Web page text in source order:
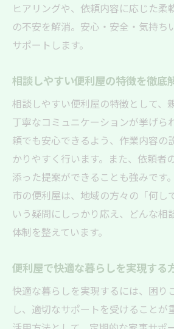
便利屋に依頼できる主な
便利屋の特徴と利用時の
依頼できる作業と便利屋の
便利屋サービスの利用シー
便利屋選びで知っておきた
信頼できる便利屋選びで毎日
信頼できる便利屋選びの
口コミでわかる便利屋の
便利屋を選ぶ際の比較ポ
便利屋選びで暮らしの余
安心して任せられる便利
便利屋選びで毎日をもっと
ヒアリングや、依頼内容に応じた柔
の不安を解消。安心・安全・気持ち
サポートします。
相談しやすい便利屋の特徴を徹底
相談しやすい便利屋の特徴として、
丁寧なコミュニケーションが挙げら
頼でも安心できるよう、作業内容の
かりやすく行います。また、依頼者
添った提案ができることも強みです
市の便利屋は、地域の方々の「何し
いう疑問にしっかり応え、どんな相
体制を整えています。
便利屋で快適な暮らしを実現する
快適な暮らしを実現するには、困り
し、適切なサポートを受けることが